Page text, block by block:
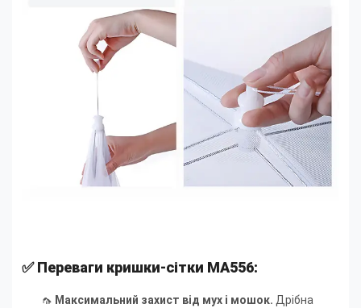
✅ Переваги кришки-сітки MA556:
🦟 Максимальний захист від мух і мошок. Дрібна